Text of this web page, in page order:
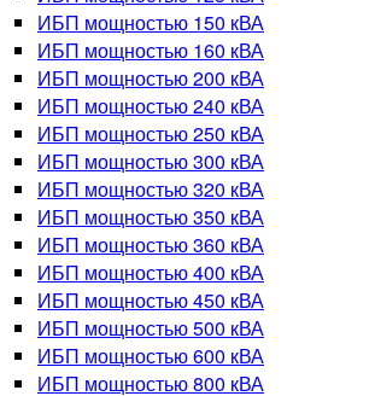
ИБП мощностью 150 кВА
ИБП мощностью 160 кВА
ИБП мощностью 200 кВА
ИБП мощностью 240 кВА
ИБП мощностью 250 кВА
ИБП мощностью 300 кВА
ИБП мощностью 320 кВА
ИБП мощностью 350 кВА
ИБП мощностью 360 кВА
ИБП мощностью 400 кВА
ИБП мощностью 450 кВА
ИБП мощностью 500 кВА
ИБП мощностью 600 кВА
ИБП мощностью 800 кВА